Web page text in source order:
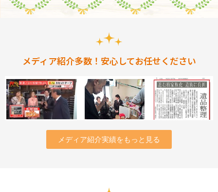
メディア紹介多数！安心してお任せください
メディア紹介実績をもっと見る